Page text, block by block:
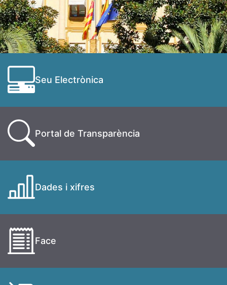
Seu Electrònica
Portal de Transparència
Dades i xifres
Face